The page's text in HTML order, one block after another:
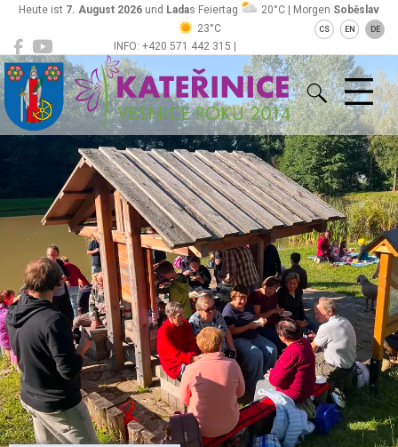
INFO: +420 571 442 315 |
ou@obeckaterinice.cz
Heute ist 7. August 2026 und Ladas Feiertag 20°C | Morgen Soběslav
23°C
CS EN DE
Kateřinice